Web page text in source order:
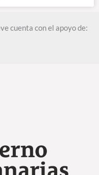
cuenta con el apoyo de: